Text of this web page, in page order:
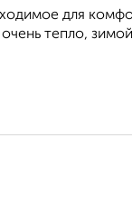
для
тепло,